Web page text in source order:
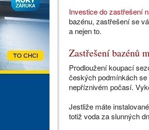
Investice do zastřešení
bazénu, zastřešení se
a nejen to.
Zastřešení bazénů
Prodloužení koupací
českých podmínkách
nepříznivém počasí.
Jestliže máte
totiž voda za slunných